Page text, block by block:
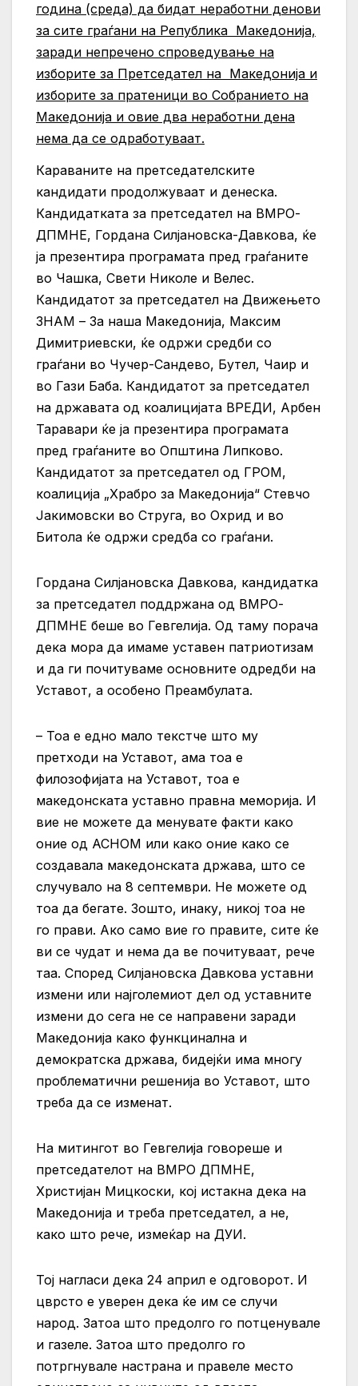
година (среда) да бидат неработни денови
за сите граѓани на Република Македонија,
заради непречено спроведување на
изборите за Претседател на Македонија и
изборите за пратеници во Собранието на
Македонија и овие два неработни дена
нема да се одработуваат.
Караваните на претседателските
кандидати продолжуваат и денеска.
Кандидатката за претседател на ВМРО-
ДПМНЕ, Гордана Силјановска-Давкова, ќе
ја презентира програмата пред граѓаните
во Чашка, Свети Николе и Велес.
Кандидатот за претседател на Движењето
ЗНАМ – За наша Македонија, Максим
Димитриевски, ќе одржи средби со
граѓани во Чучер-Сандево, Бутел, Чаир и
во Гази Баба. Кандидатот за претседател
на државата од коалицијата ВРЕДИ, Арбен
Таравари ќе ја презентира програмата
пред граѓаните во Општина Липково.
Кандидатот за претседател од ГРОМ,
коалиција „Храбро за Македонија“ Стевчо
Јакимовски во Струга, во Охрид и во
Битола ќе одржи средба со граѓани.
Гордана Силјановска Давкова, кандидатка
за претседател поддржана од ВМРО-
ДПМНЕ беше во Гевгелија. Од таму порача
дека мора да имаме уставен патриотизам
и да ги почитуваме основните одредби на
Уставот, а особено Преамбулата.
– Тоа е едно мало текстче што му
претходи на Уставот, ама тоа е
филозофијата на Уставот, тоа е
македонската уставно правна меморија. И
вие не можете да менувате факти како
оние од АСНОМ или како оние како се
создавала македонската држава, што се
случувало на 8 септември. Не можете од
тоа да бегате. Зошто, инаку, никој тоа не
го прави. Ако само вие го правите, сите ќе
ви се чудат и нема да ве почитуваат, рече
таа. Според Силјановска Давкова уставни
измени или најголемиот дел од уставните
измени до сега не се направени заради
Македонија како функцинална и
демократска држава, бидејќи има многу
проблематични решенија во Уставот, што
треба да се изменат.
На митингот во Гевгелија говореше и
претседателот на ВМРО ДПМНЕ,
Христијан Мицкоски, кој истакна дека на
Македонија и треба претседател, а не,
како што рече, измеќар на ДУИ.
Тој нагласи дека 24 април е одговорот. И
цврсто е уверен дека ќе им се случи
народ. Затоа што предолго го потценувале
и газеле. Затоа што предолго го
потргнувале настрана и правеле место